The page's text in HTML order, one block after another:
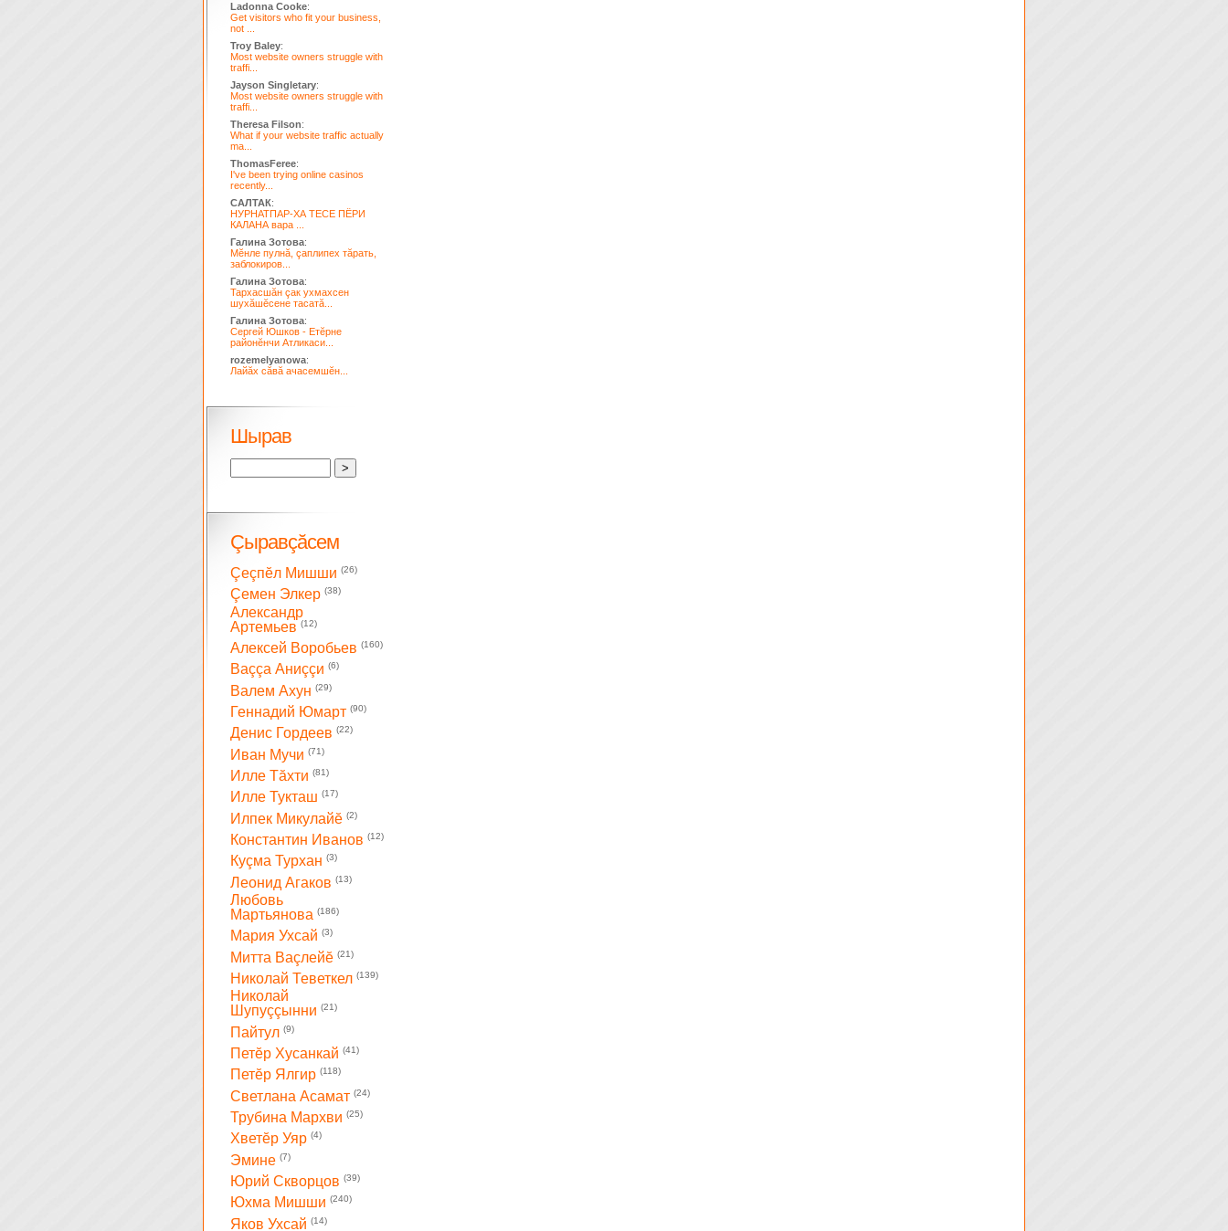
Ladonna Cooke:
Get visitors who fit your business,
not ...
Troy Baley:
Most website owners struggle with
traffi...
Jayson Singletary:
Most website owners struggle with
traffi...
Theresa Filson:
What if your website traffic actually
ma...
ThomasFeree:
I've been trying online casinos
recently...
САЛТАК:
НУРНАТПАР-ХА ТЕСЕ ПЁРИ
КАЛАНА вара ...
Галина Зотова:
Мĕнле пулнă, çаплипех тăрать,
заблокиров...
Галина Зотова:
Тархасшăн çак ухмахсен
шухăшĕсене тасатă...
Галина Зотова:
Сергей Юшков - Етĕрне
районĕнчи Атликаси...
rozemelyanowa:
Лайăх сăвă ачасемшĕн...
Шырав
Çыравçăсем
Çеçпĕл Мишши (26)
Çемен Элкер (38)
Александр
Артемьев (12)
Алексей Воробьев (160)
Ваççа Аниççи (6)
Валем Ахун (29)
Геннадий Юмарт (90)
Денис Гордеев (22)
Иван Мучи (71)
Илле Тăхти (81)
Илле Тукташ (17)
Илпек Микулайĕ (2)
Константин Иванов (12)
Куçма Турхан (3)
Леонид Агаков (13)
Любовь
Мартьянова (186)
Мария Ухсай (3)
Митта Ваçлейĕ (21)
Николай Теветкел (139)
Николай
Шупуççынни (21)
Пайтул (9)
Петĕр Хусанкай (41)
Петĕр Ялгир (118)
Светлана Асамат (24)
Трубина Мархви (25)
Хветĕр Уяр (4)
Эмине (7)
Юрий Скворцов (39)
Юхма Мишши (240)
Яков Ухсай (14)